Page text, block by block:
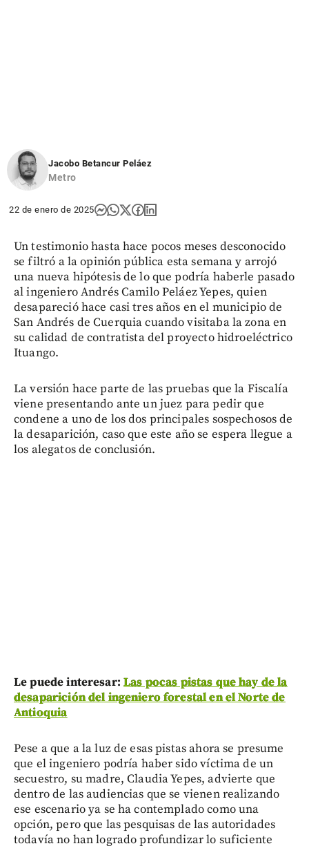
Jacobo Betancur Peláez
Metro
22 de enero de 2025
Un testimonio hasta hace pocos meses desconocido
se filtró a la opinión pública esta semana y arrojó
una nueva hipótesis de lo que podría haberle pasado
al ingeniero Andrés Camilo Peláez Yepes, quien
desapareció hace casi tres años en el municipio de
San Andrés de Cuerquia cuando visitaba la zona en
su calidad de contratista del proyecto hidroeléctrico
Ituango.
La versión hace parte de las pruebas que la Fiscalía
viene presentando ante un juez para pedir que
condene a uno de los dos principales sospechosos de
la desaparición, caso que este año se espera llegue a
los alegatos de conclusión.
Le puede interesar: Las pocas pistas que hay de la
desaparición del ingeniero forestal en el Norte de
Antioquia
Pese a que a la luz de esas pistas ahora se presume
que el ingeniero podría haber sido víctima de un
secuestro, su madre, Claudia Yepes, advierte que
dentro de las audiencias que se vienen realizando
ese escenario ya se ha contemplado como una
opción, pero que las pesquisas de las autoridades
todavía no han logrado profundizar lo suficiente